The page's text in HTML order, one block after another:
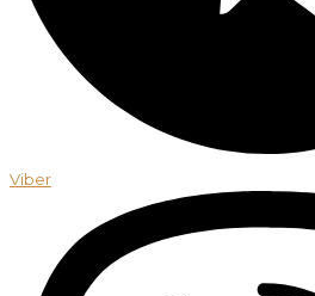
Viber